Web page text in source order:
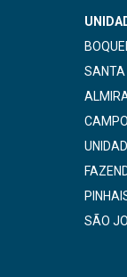
SANTA
SÃO